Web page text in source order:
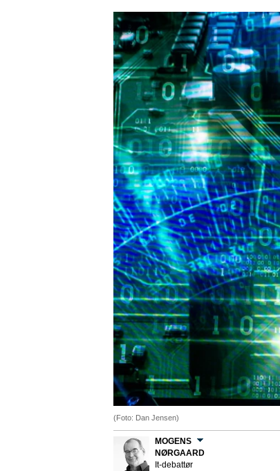
(Foto: Dan Jensen)
MOGENS
NØRGAARD
It-debattør